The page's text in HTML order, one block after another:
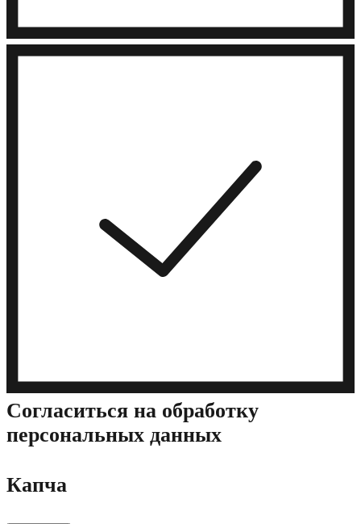
Cогласиться на обработку
персональных данных
Капча